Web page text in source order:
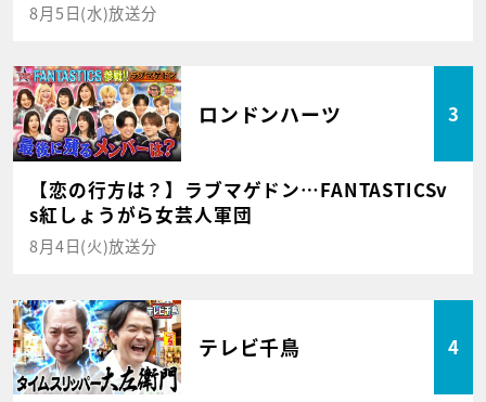
8月5日(水)放送分
ロンドンハーツ 3
【恋の行方は？】ラブマゲドン…FANTASTICSv
s紅しょうがら女芸人軍団
8月4日(火)放送分
テレビ千鳥 4